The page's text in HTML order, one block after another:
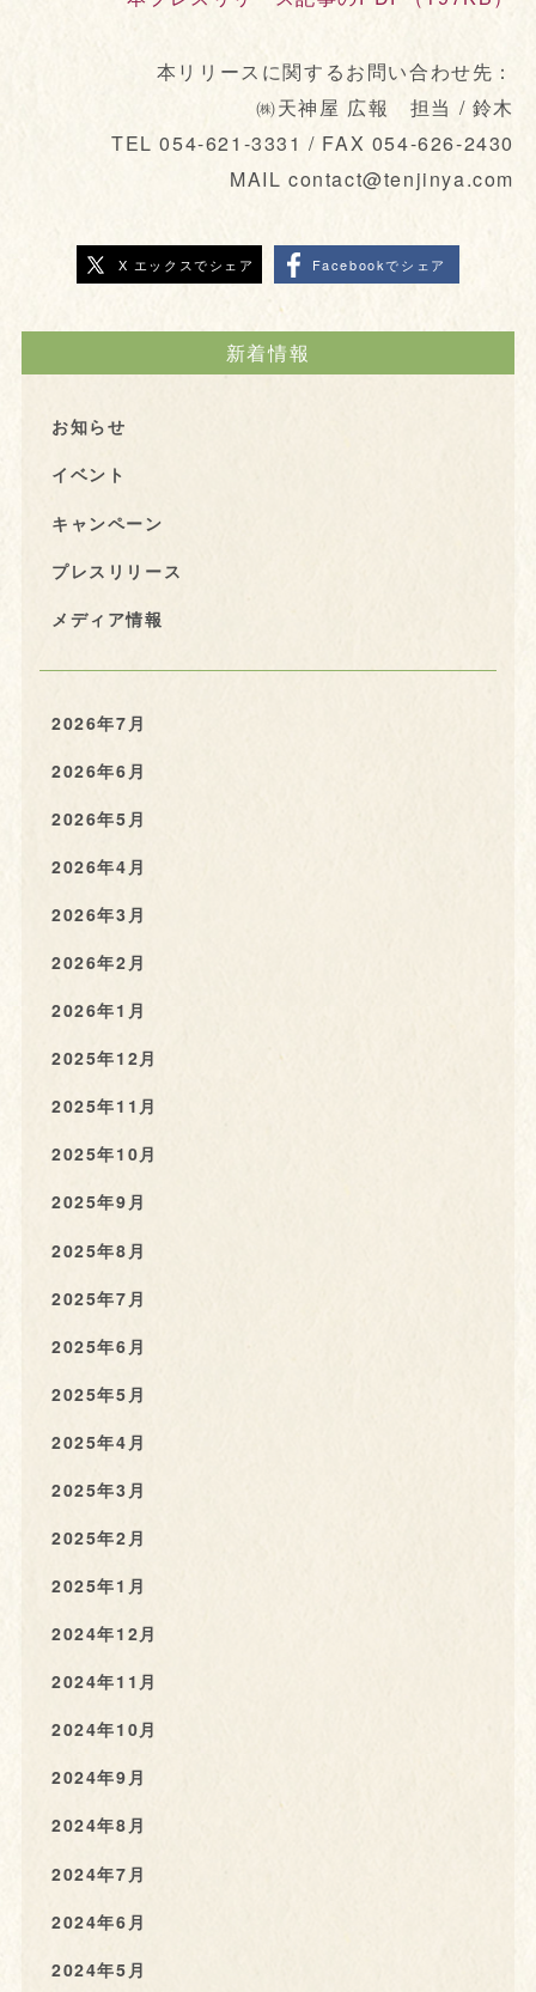
本リリースに関するお問い合わせ先：
㈱天神屋 広報 担当 / 鈴木
TEL 054-621-3331 / FAX 054-626-2430
MAIL contact@tenjinya.com
X エックスでシェア Facebookでシェア
新着情報
お知らせ
イベント
キャンペーン
プレスリリース
メディア情報
2026年7月
2026年6月
2026年5月
2026年4月
2026年3月
2026年2月
2026年1月
2025年12月
2025年11月
2025年10月
2025年9月
2025年8月
2025年7月
2025年6月
2025年5月
2025年4月
2025年3月
2025年2月
2025年1月
2024年12月
2024年11月
2024年10月
2024年9月
2024年8月
2024年7月
2024年6月
2024年5月